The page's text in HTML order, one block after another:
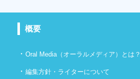
概要
・ Oral Media（オーラルメディア）とは？
・ 編集方針・ライターについて